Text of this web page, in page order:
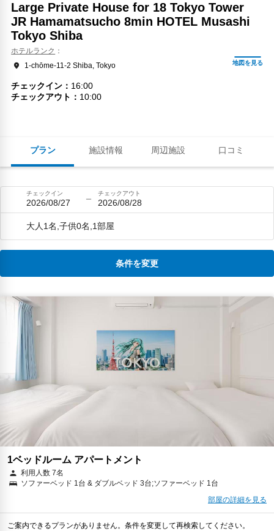
プラン 施設情報 周辺施設 口コミ
Large Private House for 18 Tokyo Tower
JR Hamamatsucho 8min HOTEL Musashi
Tokyo Shiba
ホテルランク
1-chōme-11-2 Shiba, Tokyo
チェックイン
16:00
チェックアウト
10:00
チェックイン
2026/08/27
チェックアウト
2026/08/28
大人1名,子供0名,1部屋
条件を変更
1ベッドルーム アパートメント
利用人数 7名
ソファーベッド 1台 & ダブルベッド 3台;ソファーベッド 1台
部屋の詳細を見る
ご案内できるプランがありません。条件を変更して再検索してください。